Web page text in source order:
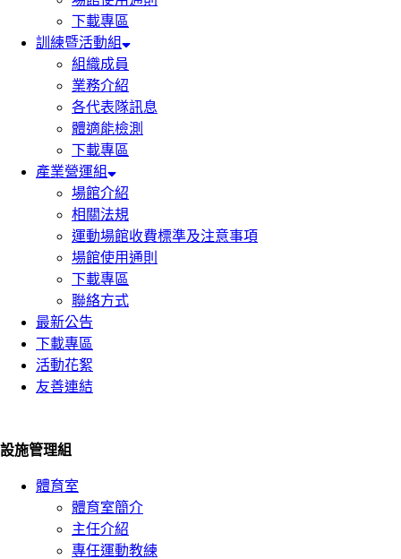
下載專區
訓練暨活動組
組織成員
業務介紹
各代表隊訊息
體適能檢測
下載專區
產業營運組
場館介紹
相關法規
運動場館收費標準及注意事項
場館使用通則
下載專區
聯絡方式
最新公告
下載專區
活動花絮
友善連結
設施管理組
體育室
體育室簡介
主任介紹
專任運動教練